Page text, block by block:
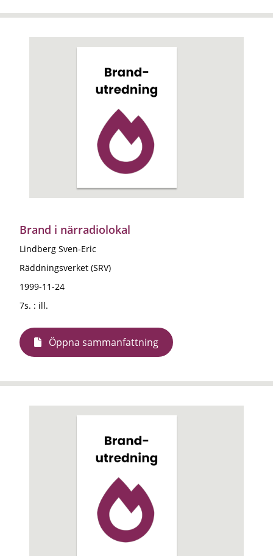
Brand i närradiolokal
Lindberg Sven-Eric
Räddningsverket (SRV)
1999-11-24
7s. : ill.
Öppna sammanfattning